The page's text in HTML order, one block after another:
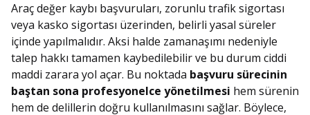
Araç değer kaybı başvuruları, zorunlu trafik sigortası
veya kasko sigortası üzerinden, belirli yasal süreler
içinde yapılmalıdır. Aksi halde zamanaşımı nedeniyle
talep hakkı tamamen kaybedilebilir ve bu durum ciddi
maddi zarara yol açar. Bu noktada başvuru sürecinin
baştan sona profesyonelce yönetilmesi hem sürenin
hem de delillerin doğru kullanılmasını sağlar. Böylece,